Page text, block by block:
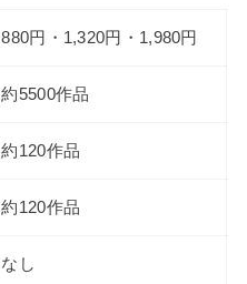
880円・1,320円・1,980円
約5500作品
約120作品
約120作品
なし